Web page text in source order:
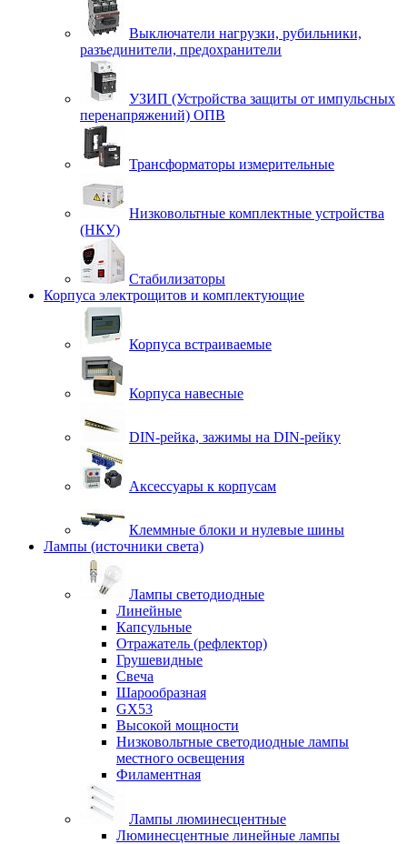
Выключатели нагрузки, рубильники,
разъединители, предохранители
УЗИП (Устройства защиты от импульсных
перенапряжений) ОПВ
Трансформаторы измерительные
Низковольтные комплектные устройства
(НКУ)
Стабилизаторы
Корпуса электрощитов и комплектующие
Корпуса встраиваемые
Корпуса навесные
DIN-рейка, зажимы на DIN-рейку
Аксессуары к корпусам
Клеммные блоки и нулевые шины
Лампы (источники света)
Лампы светодиодные
Линейные
Капсульные
Отражатель (рефлектор)
Грушевидные
Свеча
Шарообразная
GX53
Высокой мощности
Низковольтные светодиодные лампы
местного освещения
Филаментная
Лампы люминесцентные
Люминесцентные линейные лампы